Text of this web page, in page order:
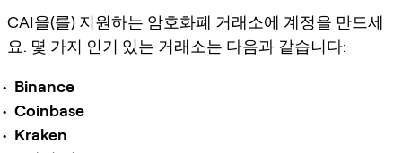
CAI을(를) 지원하는 암호화폐 거래소에 계정을 만드세
요. 몇 가지 인기 있는 거래소는 다음과 같습니다:
Binance
Coinbase
Kraken